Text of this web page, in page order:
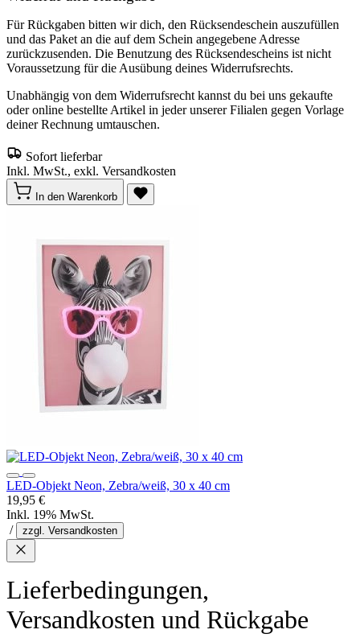
Für Rückgaben bitten wir dich, den Rücksendeschein auszufüllen
und das Paket an die auf dem Schein angegebene Adresse
zurückzusenden. Die Benutzung des Rücksendescheins ist nicht
Voraussetzung für die Ausübung deines Widerrufsrechts.
Unabhängig von dem Widerrufsrecht kannst du bei uns gekaufte
oder online bestellte Artikel in jeder unserer Filialen gegen Vorlage
deiner Rechnung umtauschen.
Sofort lieferbar
Inkl. MwSt., exkl. Versandkosten
In den Warenkorb
LED-Objekt Neon, Zebra/weiß, 30 x 40 cm
19,95 €
Inkl. 19% MwSt.
/
zzgl. Versandkosten
Lieferbedingungen,
Versandkosten und Rückgabe